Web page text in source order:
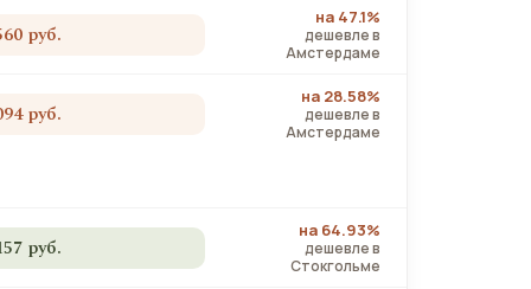
руб.
на 47.1%
дешевле в
Амстердаме
руб.
на 28.58%
дешевле в
Амстердаме
руб.
на 64.93%
дешевле в
Стокгольме